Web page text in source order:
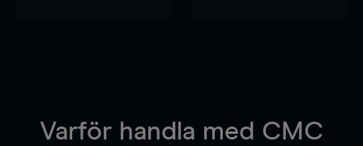
Varför handla med CMC